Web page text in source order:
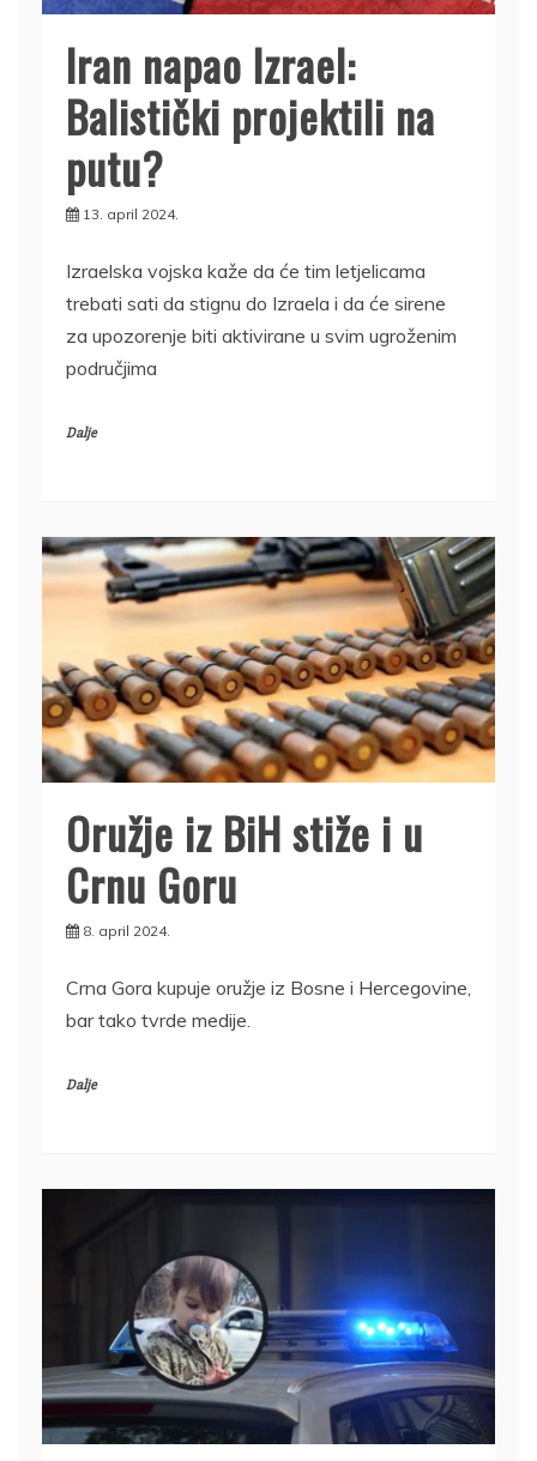
Iran napao Izrael:
Balistički projektili na
putu?
13. april 2024.
Izraelska vojska kaže da će tim letjelicama
trebati sati da stignu do Izraela i da će sirene
za upozorenje biti aktivirane u svim ugroženim
područjima
Dalje
Oružje iz BiH stiže i u
Crnu Goru
8. april 2024.
Crna Gora kupuje oružje iz Bosne i Hercegovine,
bar tako tvrde medije.
Dalje